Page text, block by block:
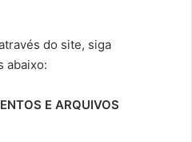
do site, siga
abaixo:
E ARQUIVOS